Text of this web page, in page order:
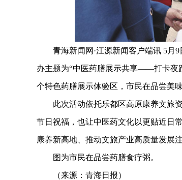
青海新闻网·江源新闻客户端讯 5月9
办主题为“中医药膳展示共享——打卡夜
个特色药膳展示体验区，市民在品尝美
此次活动依托乐都区高原康养文旅资
节日祝福，也让中医药文化以更贴近日
康养新高地、推动文旅产业高质量发展
图为市民在品尝药膳食疗粥。
（来源：青海日报）